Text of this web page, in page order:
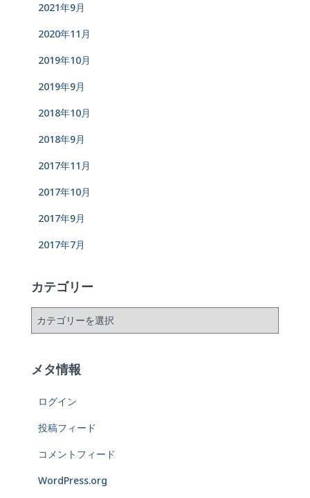
2021年9月
2020年11月
2019年10月
2019年9月
2018年10月
2018年9月
2017年11月
2017年10月
2017年9月
2017年7月
カテゴリー
メタ情報
ログイン
投稿フィード
コメントフィード
WordPress.org